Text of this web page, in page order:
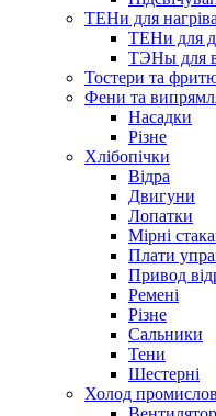
ТЕНи для
ТЕНи для
ТЭНы для
Тостери та
Фени та
Насадки
Різне
Хлібопічки
Відра
Двигуни
Лопатки
Мірні
Плати
Привод
Ремені
Різне
Сальники
Тени
Шестерні
Холод